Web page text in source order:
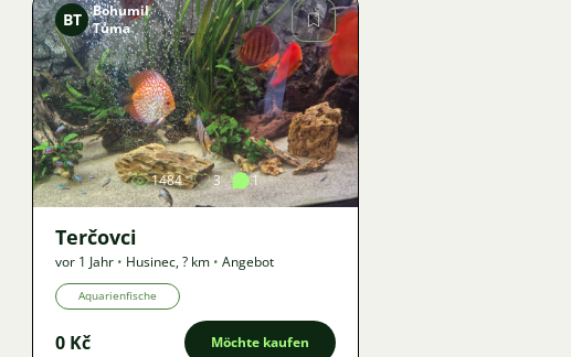
Bild
BT
Bohumil
Tůma
1484 3 1
Terčovci
vor 1 Jahr • Husinec,? km • Angebot
Aquarienfische
0 Kč Möchte kaufen